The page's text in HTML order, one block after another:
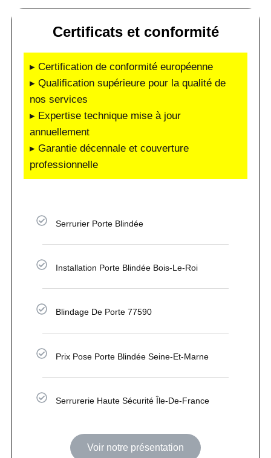
Certificats et conformité
▸ Certification de conformité européenne
▸ Qualification supérieure pour la qualité de
nos services
▸ Expertise technique mise à jour
annuellement
▸ Garantie décennale et couverture
professionnelle
Serrurier Porte Blindée
Installation Porte Blindée Bois-Le-Roi
Blindage De Porte 77590
Prix Pose Porte Blindée Seine-Et-Marne
Serrurerie Haute Sécurité Île-De-France
Voir notre présentation